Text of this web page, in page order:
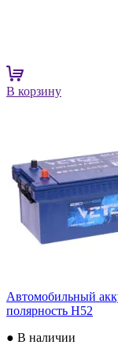
В корзину
Автомобильный
полярность H52
● В наличии